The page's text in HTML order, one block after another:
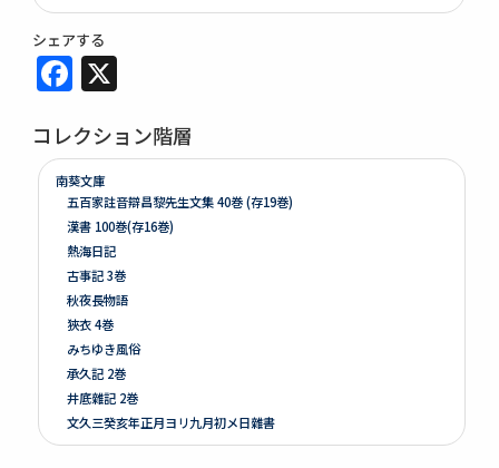
シェアする
Facebook
コレクション階層
南葵文庫
五百家註音辯昌黎先生文集 40巻 (存19巻)
漢書 100巻(存16巻)
熱海日記
古事記 3巻
秋夜長物語
狹衣 4巻
みちゆき風俗
承久記 2巻
井底雜記 2巻
文久三癸亥年正月ヨリ九月初メ日雜書
遍照發揮性靈集 10巻